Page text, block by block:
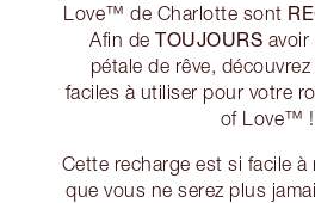
Love™ de Charlotte sont
Afin de TOUJOURS avoir
pétale de rêve,
faciles à utiliser pour votre
of Love™ !
Cette recharge est si facile à
que vous ne serez plus